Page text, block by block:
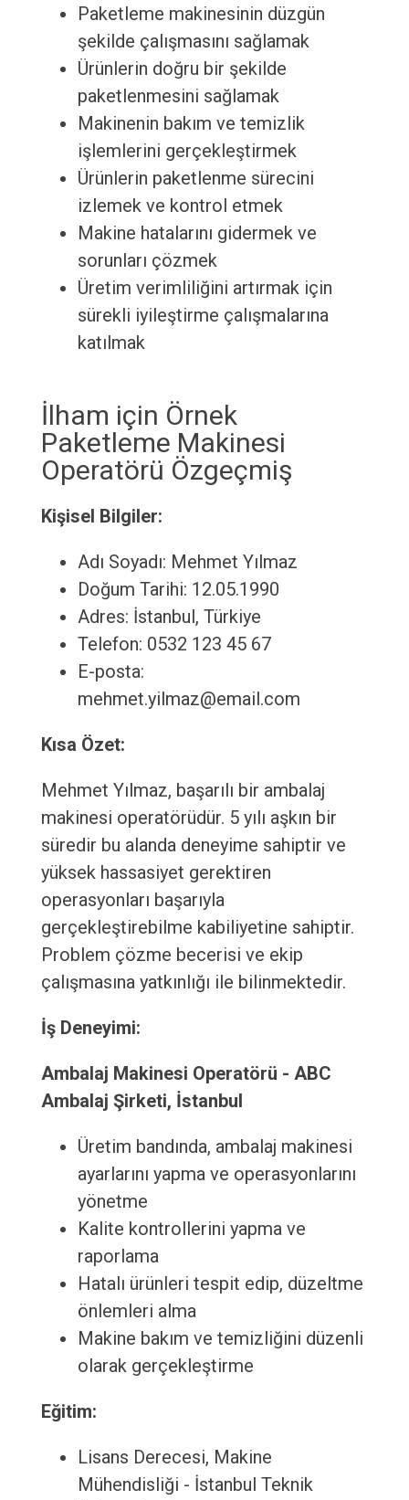
Paketleme makinesinin düzgün
şekilde çalışmasını sağlamak
Ürünlerin doğru bir şekilde
paketlenmesini sağlamak
Makinenin bakım ve temizlik
işlemlerini gerçekleştirmek
Ürünlerin paketlenme sürecini
izlemek ve kontrol etmek
Makine hatalarını gidermek ve
sorunları çözmek
Üretim verimliliğini artırmak için
sürekli iyileştirme çalışmalarına
katılmak
İlham için Örnek
Paketleme Makinesi
Operatörü Özgeçmiş
Kişisel Bilgiler:
Adı Soyadı: Mehmet Yılmaz
Doğum Tarihi: 12.05.1990
Adres: İstanbul, Türkiye
Telefon: 0532 123 45 67
E-posta:
mehmet.yilmaz@email.com
Kısa Özet:
Mehmet Yılmaz, başarılı bir ambalaj
makinesi operatörüdür. 5 yılı aşkın bir
süredir bu alanda deneyime sahiptir ve
yüksek hassasiyet gerektiren
operasyonları başarıyla
gerçekleştirebilme kabiliyetine sahiptir.
Problem çözme becerisi ve ekip
çalışmasına yatkınlığı ile bilinmektedir.
İş Deneyimi:
Ambalaj Makinesi Operatörü - ABC
Ambalaj Şirketi, İstanbul
Üretim bandında, ambalaj makinesi
ayarlarını yapma ve operasyonlarını
yönetme
Kalite kontrollerini yapma ve
raporlama
Hatalı ürünleri tespit edip, düzeltme
önlemleri alma
Makine bakım ve temizliğini düzenli
olarak gerçekleştirme
Eğitim:
Lisans Derecesi, Makine
Mühendisliği - İstanbul Teknik